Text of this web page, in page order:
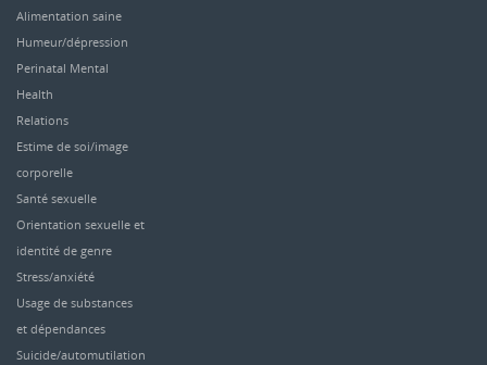
Alimentation saine
Humeur/dépression
Perinatal Mental
Health
Relations
Estime de soi/image
corporelle
Santé sexuelle
Orientation sexuelle et
identité de genre
Stress/anxiété
Usage de substances
et dépendances
Suicide/automutilation